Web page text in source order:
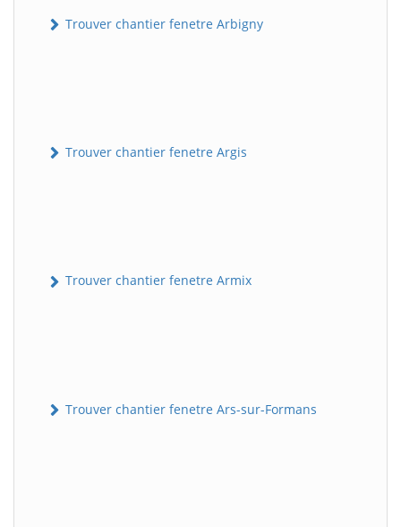
Trouver chantier fenetre Arbigny
Trouver chantier fenetre Argis
Trouver chantier fenetre Armix
Trouver chantier fenetre Ars-sur-Formans